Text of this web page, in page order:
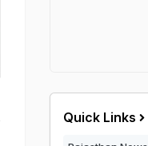
Quick Links